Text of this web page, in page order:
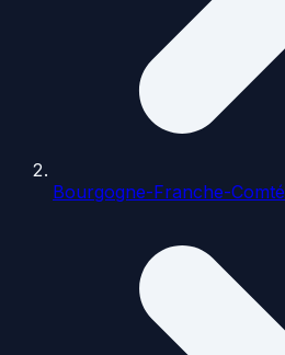
Bourgogne-Franche-Comté